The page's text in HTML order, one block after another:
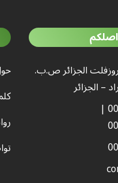
الجزائر ص.ب.
0021323487279 |